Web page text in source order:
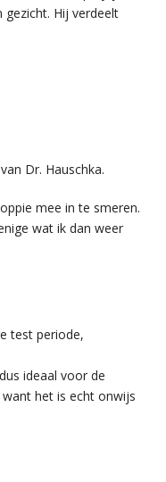
Hij verdeelt
Dr. Hauschka.
mee in te smeren.
wat ik dan weer
test periode,
ideaal voor de
het is echt onwijs